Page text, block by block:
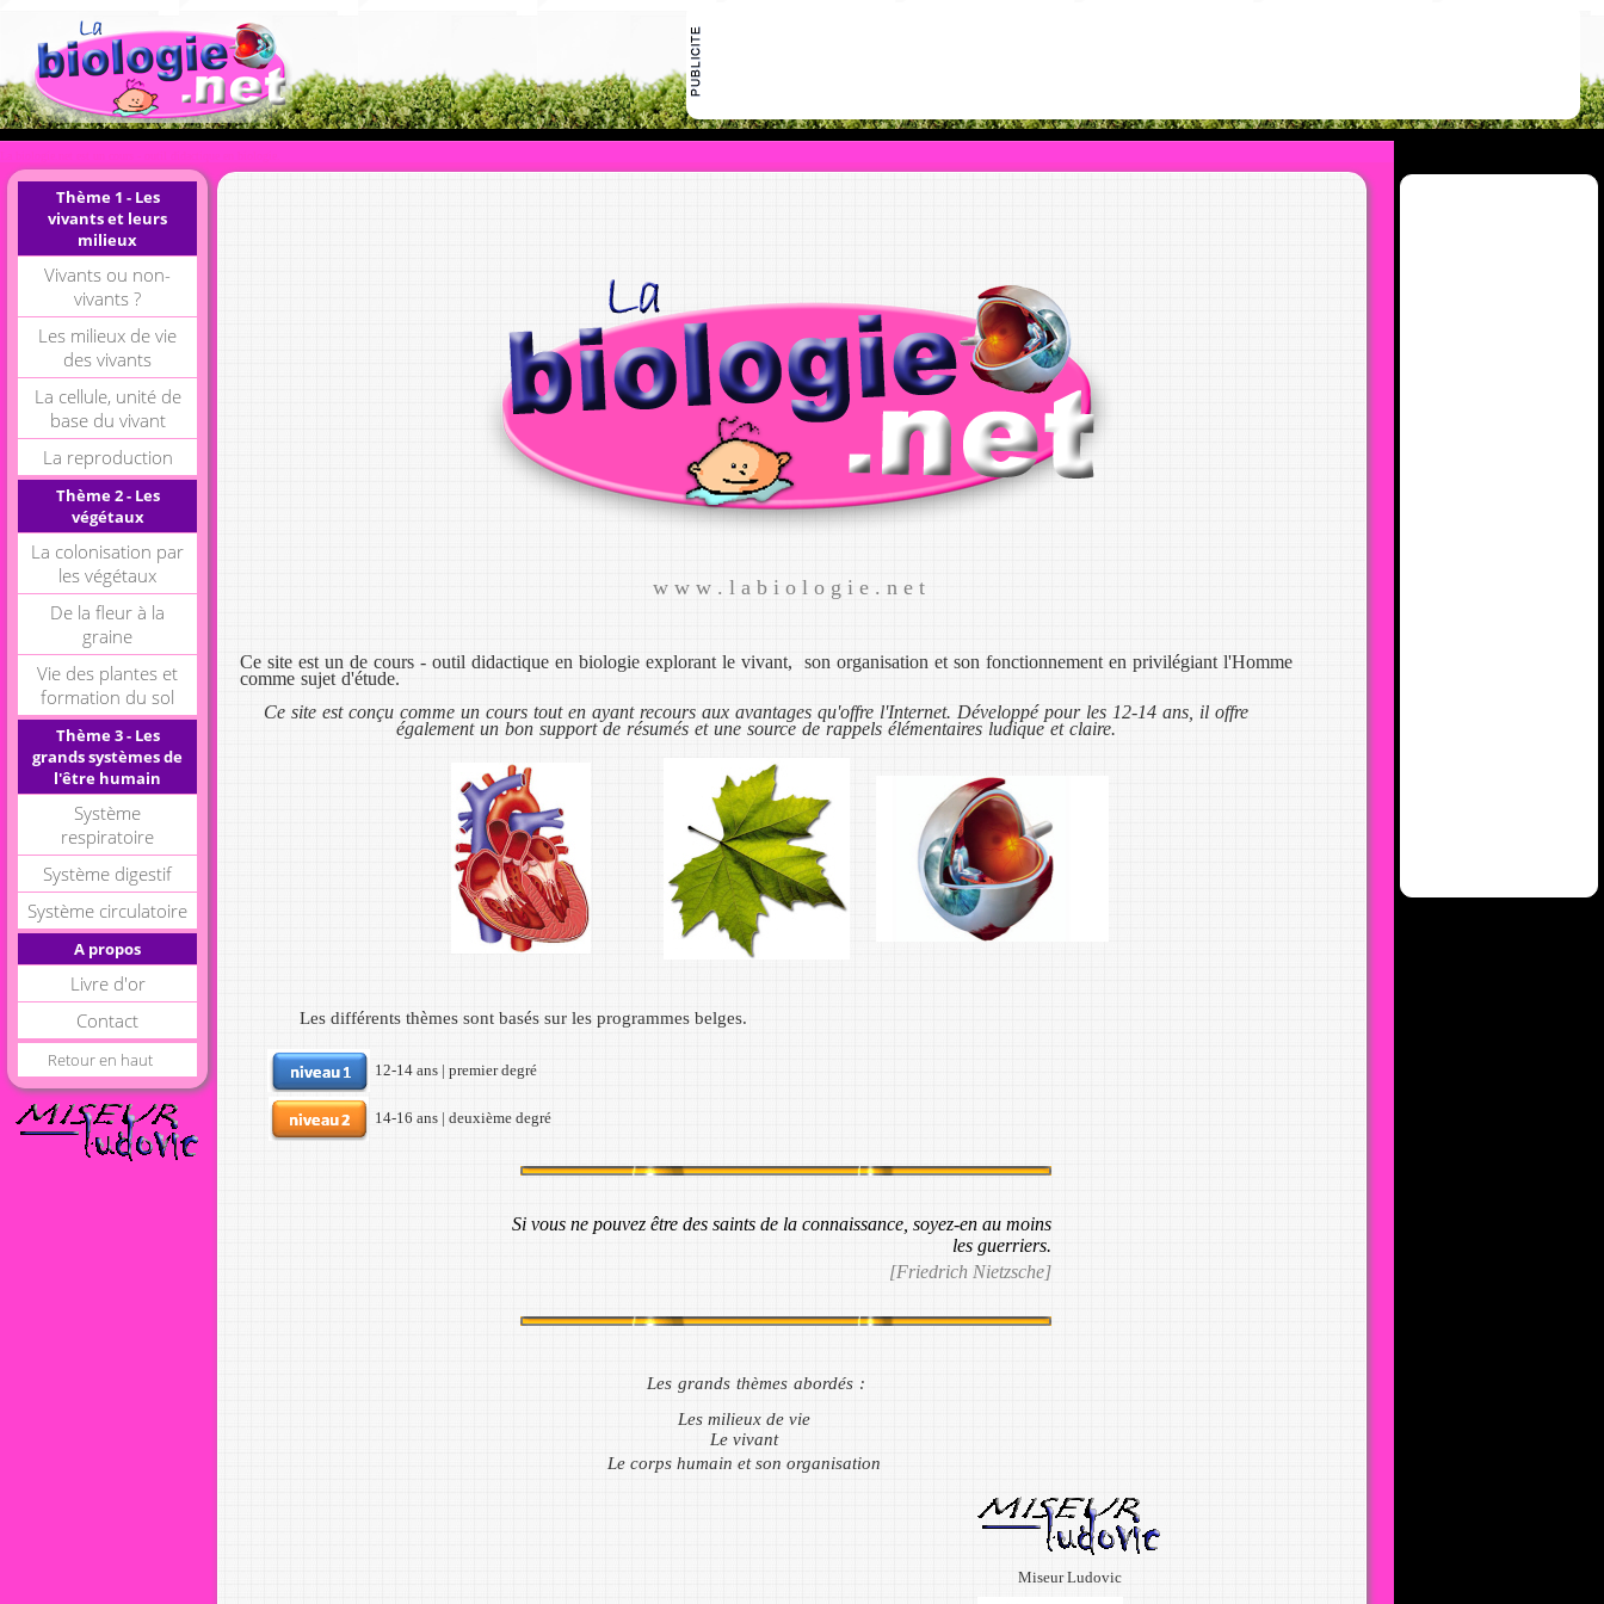
Thème 1 - Les
vivants et leurs
milieux
Vivants ou non-
vivants ?
Les milieux de vie
des vivants
La cellule, unité de
base du vivant
La reproduction
Thème 2 - Les
végétaux
La colonisation par
les végétaux
De la fleur à la
graine
Vie des plantes et
formation du sol
Thème 3 - Les
grands systèmes de
l'être humain
Système
respiratoire
Système digestif
Système circulatoire
A propos
Livre d'or
Contact
Retour en haut
w w w . l a b i o l o g i e . n e t
Ce site est un de cours - outil didactique en biologie explorant le vivant, son organisation et son fonctionnement en privilégiant l'Homme
comme sujet d'étude.
Ce site est conçu comme un cours tout en ayant recours aux avantages qu'offre l'Internet. Développé pour les 12-14 ans, il offre
également un bon support de résumés et une source de rappels élémentaires ludique et claire.
Les différents thèmes sont basés sur les programmes belges.
12-14 ans | premier degré
14-16 ans | deuxième degré
Si vous ne pouvez être des saints de la connaissance, soyez-en au moins
les guerriers.
[Friedrich Nietzsche]
Les grands thèmes abordés :
Les milieux de vie
Le vivant
Le corps humain et son organisation
Miseur Ludovic